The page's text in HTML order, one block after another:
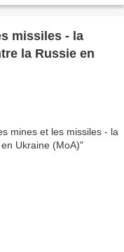
missiles - la
la Russie en